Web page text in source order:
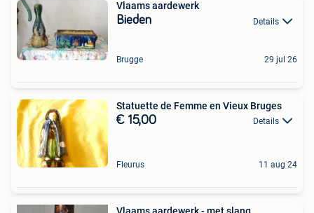
Vlaams aardewerk
Bieden Details
Brugge 29 jul 26
Statuette de Femme en Vieux Bruges
€ 15,00 Details
Fleurus 11 aug 24